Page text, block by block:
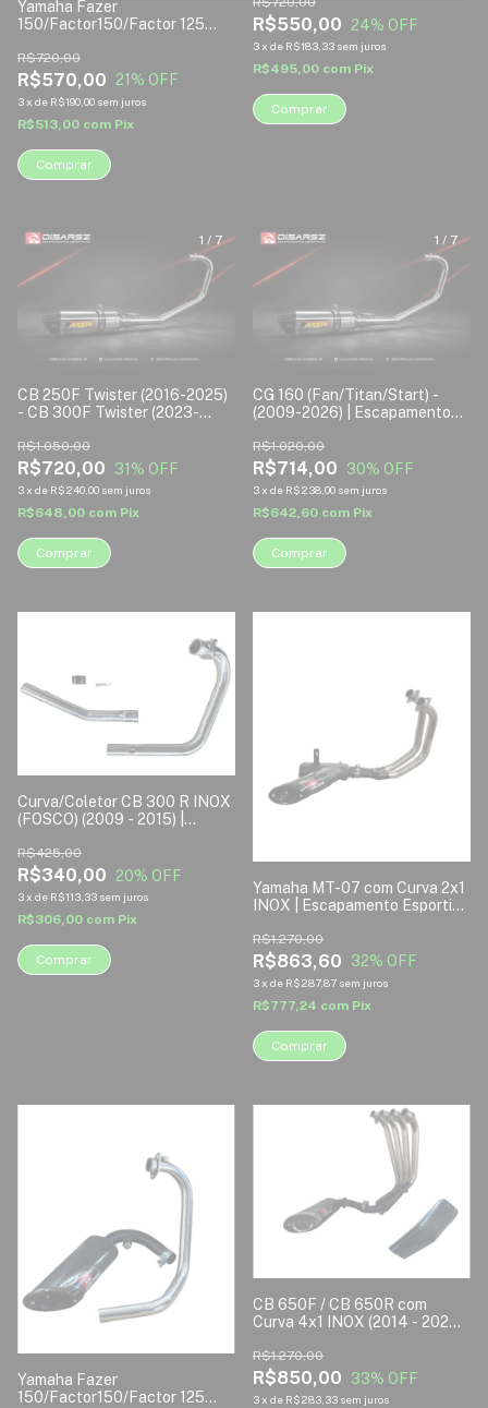
Yamaha Fazer
150/Factor150/Factor 125
2024) MODELO "S"
Escapamento Esportivo
Disarsz
R$570,00
R$720,00
21 % OFF
3 x de R$190,00 sem juros
R$513,00 com Pix
Comprar
R$550,00 24% OFF
3x de R$183,33 sem juros
R$495,00 com Pix
Comprar
1 / 7
CB 250F Twister (2016-2025)
- CB 300F Twister (2023-
Esportivo Disarsz l MOD. MSP
FULL INOX
R$720,00
R$1.050,00
31% OFF
3 x de R$240,00 sem juros
R$648,00 com Pix
Comprar
1 / 7
CG 160 (Fan/Titan/Start) -
(2009-2026) | Escapamento
FULL INOX
R$714,00
R$1.020,00
30% OFF
3 x de R$238,00 sem juros
R$642,60 com Pix
Comprar
Curva/Coletor CB 300 R INOX
(FOSCO) (2009 - 2015) |
R$340,00
R$425,00
20% OFF
3 x de R$113,33 sem juros
R$306,00 com Pix
Yamaha MT-07 com Curva 2x1
INOX | Escapamento Esportivo
R$863,60
R$1.270,00
32% OFF
3 x de R$287,87 sem juros
R$777,24 com Pix
Comprar
Yamaha Fazer
150/Factor150/Factor 125
CB 650F / CB 650R com
Curva 4x1 INOX (2014 - 2024)
Disarsz
R$850,00
R$1.270,00
33% OFF
3 x de R$283,33 sem juros